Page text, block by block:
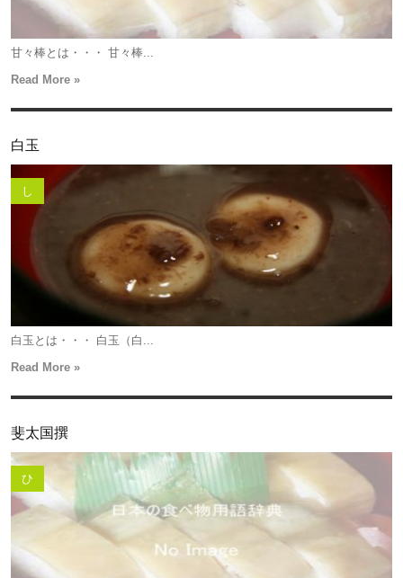
甘々棒とは・・・ 甘々棒...
Read More »
白玉
し
白玉とは・・・ 白玉（白...
Read More »
斐太国撰
ひ